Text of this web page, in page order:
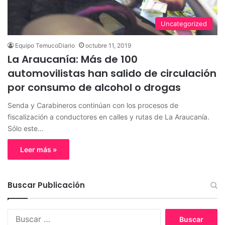
Uncategorized
Equipo TemucoDiario octubre 11, 2019
La Araucanía: Más de 100
automovilistas han salido de circulación
por consumo de alcohol o drogas
Senda y Carabineros continúan con los procesos de
fiscalización a conductores en calles y rutas de La Araucanía.
Sólo este…
Leer más »
Buscar Publicación